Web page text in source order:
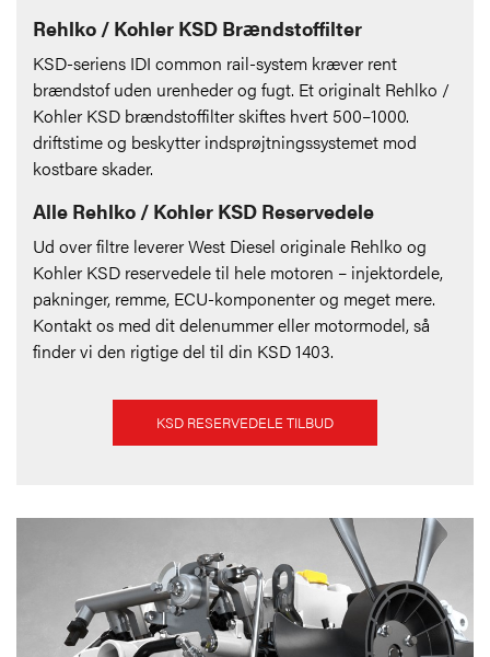
Rehlko / Kohler KSD Brændstoffilter
KSD-seriens IDI common rail-system kræver rent
brændstof uden urenheder og fugt. Et originalt Rehlko /
Kohler KSD brændstoffilter skiftes hvert 500–1000.
driftstime og beskytter indsprøjtningssystemet mod
kostbare skader.
Alle Rehlko / Kohler KSD Reservedele
Ud over filtre leverer West Diesel originale Rehlko og
Kohler KSD reservedele til hele motoren – injektordele,
pakninger, remme, ECU-komponenter og meget mere.
Kontakt os med dit delenummer eller motormodel, så
finder vi den rigtige del til din KSD 1403.
KSD RESERVEDELE TILBUD